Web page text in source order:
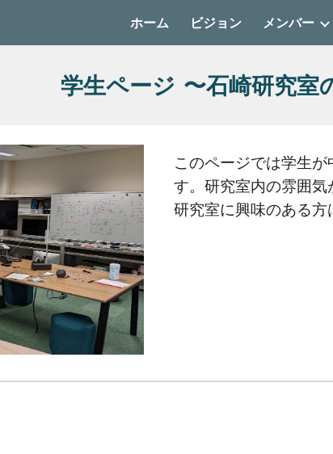
Skip to main contentホーム ビジョン メンバー
学生ページ 〜石崎研究室
このページでは学生
す。研究室内の雰囲
研究室に興味のある方